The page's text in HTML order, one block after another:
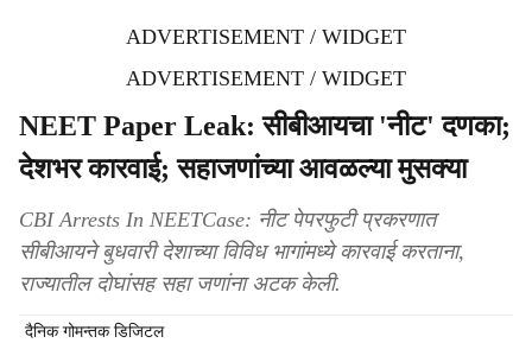
ADVERTISEMENT / WIDGET
ADVERTISEMENT / WIDGET
NEET Paper Leak: सीबीआयचा 'नीट' दणका;
देशभर कारवाई; सहाजणांच्‍या आवळल्‍या मुसक्‍या
CBI Arrests In NEETCase: नीट पेपरफुटी प्रकरणात
सीबीआयने बुधवारी देशाच्या विविध भागांमध्ये कारवाई करताना,
राज्यातील दोघांसह सहा जणांना अटक केली.
दैनिक गोमन्तक डिजिटल